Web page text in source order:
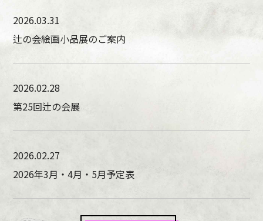
2026.03.31
辻の会絵画小品展のご案内
2026.02.28
第25回辻の会展
2026.02.27
2026年3月・4月・5月予定表